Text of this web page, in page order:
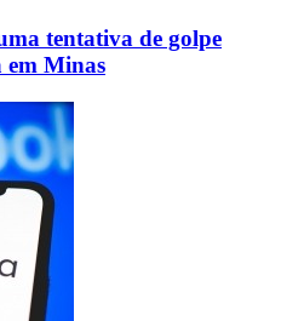
tentativa de golpe
em Minas